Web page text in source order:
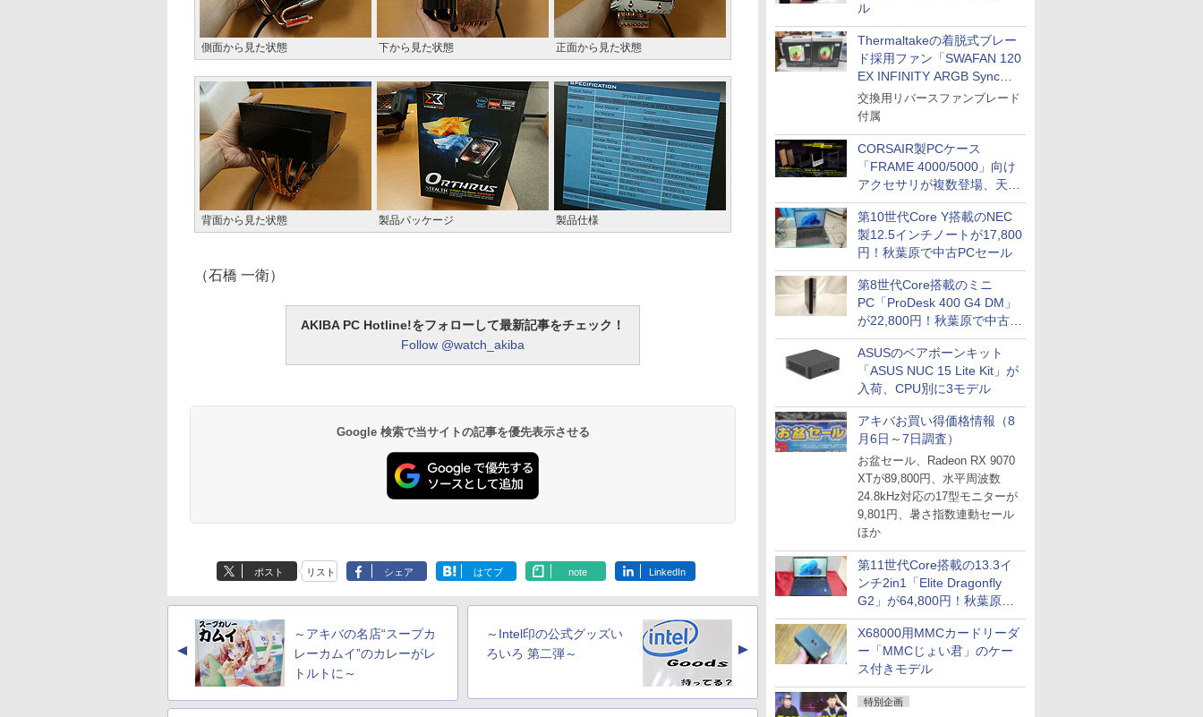
ル
Thermaltakeの着脱式ブレー
ド採用ファン「SWAFAN 120
EX INFINITY ARGB Sync」
に単品パッケージ
交換用リバースファンブレード
付属
CORSAIR製PCケース
「FRAME 4000/5000」向け
アクセサリが複数登場、天然
木製パネルや背面コネクタ対
応トレイなど
第10世代Core Y搭載のNEC
製12.5インチノートが17,800
円！秋葉原で中古PCセール
第8世代Core搭載のミニ
PC「ProDesk 400 G4 DM」
が22,800円！秋葉原で中古
PCセール
ASUSのベアボーンキット
「ASUS NUC 15 Lite Kit」が
入荷、CPU別に3モデル
アキバお買い得価格情報（8
月6日～7日調査）
お盆セール、Radeon RX 9070
XTが89,800円、水平周波数
24.8kHz対応の17型モニターが
9,801円、暑さ指数連動セール
ほか
第11世代Core搭載の13.3イ
ンチ2in1「Elite Dragonfly
G2」が64,800円！秋葉原で
中古PCセール
X68000用MMCカードリーダ
ー「MMCじょい君」のケー
ス付きモデル
特別企画
側面から見た状態 下から見た状態 正面から見た状態
背面から見た状態 製品パッケージ 製品仕様
（石橋 一衛）
AKIBA PC Hotline!をフォローして最新記事をチェック！
Follow @watch_akiba
Google 検索で当サイトの記事を優先表示させる
ポスト リスト シェア はてブ note LinkedIn
▲
～アキバの名店“スープカ
レーカムイ”のカレーがレ
トルトに～
～Intel印の公式グッズい
ろいろ 第二弾～
▲